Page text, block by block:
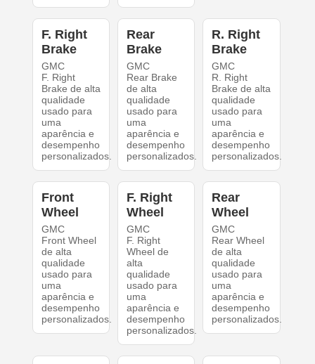
F. Right
Brake
GMC
F. Right
Brake de alta
qualidade
usado para
uma
aparência e
desempenho
personalizados.
Rear
Brake
GMC
Rear Brake
de alta
qualidade
usado para
uma
aparência e
desempenho
personalizados.
R. Right
Brake
GMC
R. Right
Brake de alta
qualidade
usado para
uma
aparência e
desempenho
personalizados.
Front
Wheel
GMC
Front Wheel
de alta
qualidade
usado para
uma
aparência e
desempenho
personalizados.
F. Right
Wheel
GMC
F. Right
Wheel de
alta
qualidade
usado para
uma
aparência e
desempenho
personalizados.
Rear
Wheel
GMC
Rear Wheel
de alta
qualidade
usado para
uma
aparência e
desempenho
personalizados.